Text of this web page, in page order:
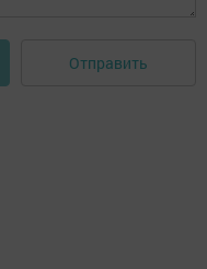
Отправить